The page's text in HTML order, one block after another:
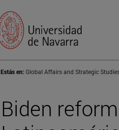
Estás en:Global Affairs and Strategic
Biden